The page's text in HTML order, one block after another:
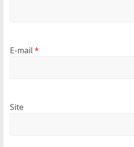
E-mail *
Site